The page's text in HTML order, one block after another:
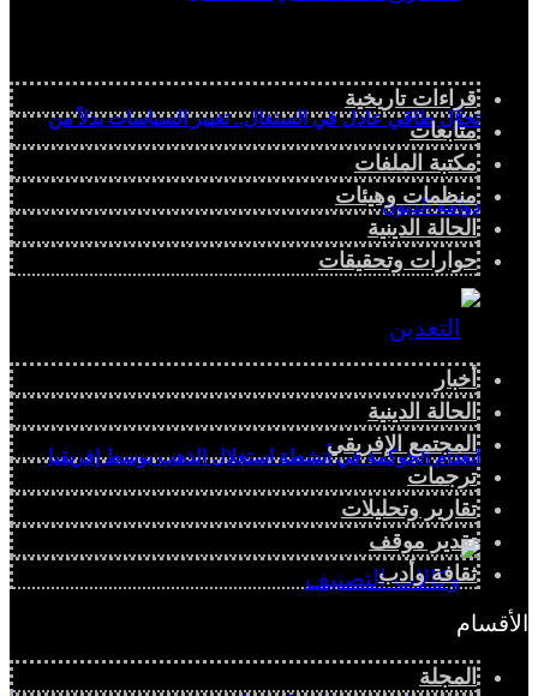
تحوُّل طاقي عادل في السنغال.. تغيير السياسات بدلاً من
دوّامة الديون
انعدام الحوكمة في أنشطة استغلال الذهب بوسط إفريقيا
قراءات تاريخية
متابعات
مكتبة الملفات
منظمات وهيئات
الحالة الدينية
حوارات وتحقيقات
أخبار
الحالة الدينية
المجتمع الإفريقي
ترجمات
تقارير وتحليلات
تقدير موقف
ثقافة وأدب
الأقسام
المجلة